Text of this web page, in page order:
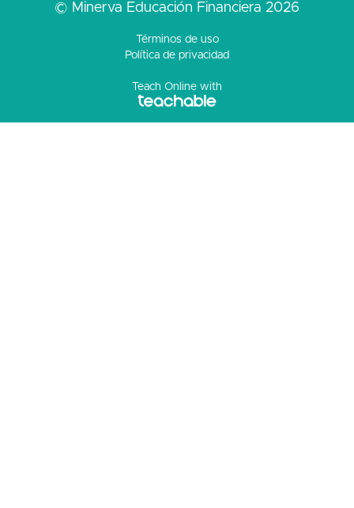
© Minerva Educación Financiera 2026
Términos de uso
Política de privacidad
Teach Online with